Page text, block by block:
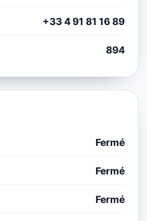
+33 4 91 81 16 89
894
Fermé
Fermé
Fermé